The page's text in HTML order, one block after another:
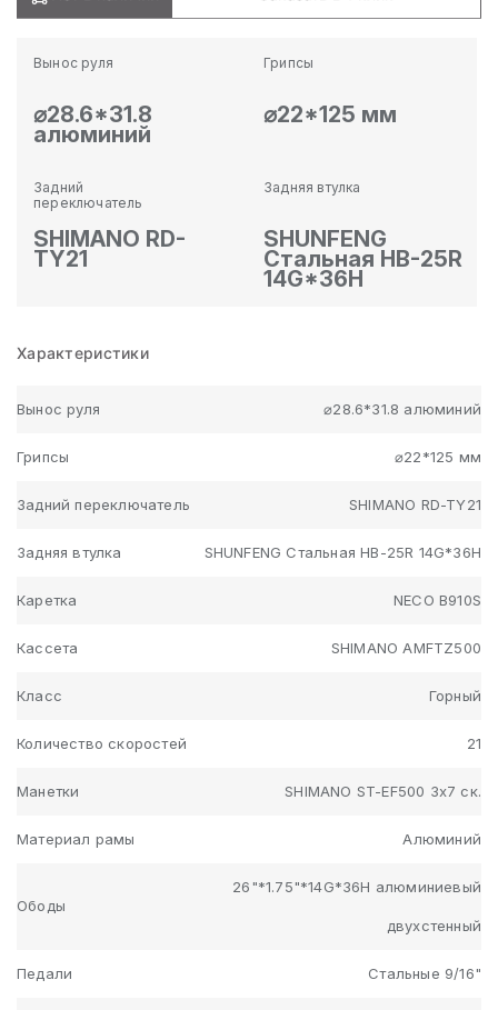
Вынос руля
⌀28.6*31.8
алюминий
Грипсы
⌀22*125 мм
Задний
переключатель
SHIMANO RD-
TY21
Задняя втулка
SHUNFENG
Стальная HB-25R
14G*36H
Характеристики
Вынос руля ⌀28.6*31.8 алюминий
Грипсы ⌀22*125 мм
Задний переключатель SHIMANO RD-TY21
Задняя втулка SHUNFENG Стальная HB-25R 14G*36H
Каретка NECO B910S
Кассета SHIMANO AMFTZ500
Класс Горный
Количество скоростей 21
Манетки SHIMANO ST-EF500 3x7 ск.
Материал рамы Алюминий
Ободы
26"*1.75"*14G*36H алюминиевый
двухстенный
Педали Стальные 9/16"